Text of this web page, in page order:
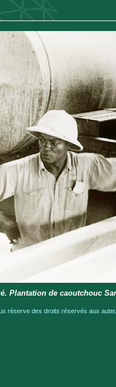
Plantation de caoutchouc
réserve des droits réservés aux